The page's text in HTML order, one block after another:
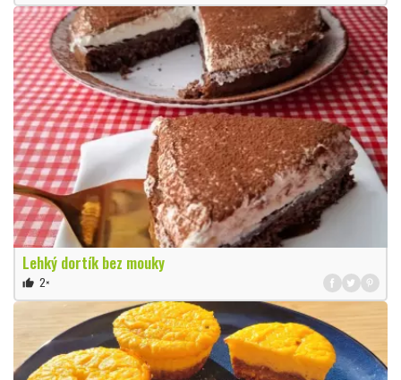
Lehký dortík bez mouky
thumb_up 2×